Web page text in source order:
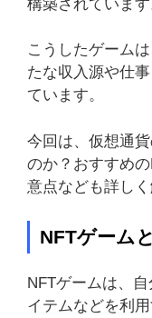
構築されています
こうしたゲーム
たな収入源や仕
ています。
今回は、仮想通
のか？おすすめ
意点なども詳しく
NFTゲーム
NFTゲームは、
イテムなどを利